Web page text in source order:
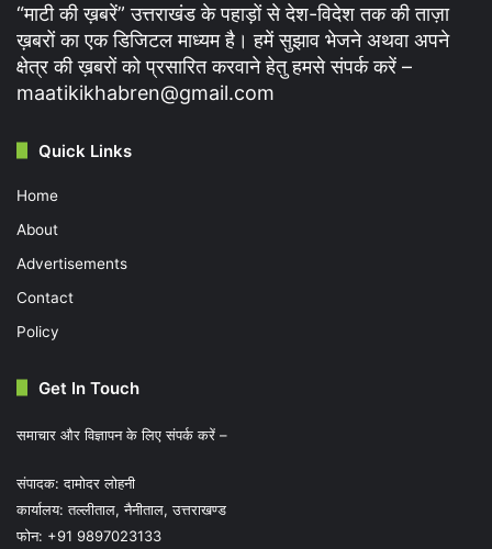
“माटी की ख़बरें” उत्तराखंड के पहाड़ों से देश-विदेश तक की ताज़ा
ख़बरों का एक डिजिटल माध्यम है। हमें सुझाव भेजने अथवा अपने
क्षेत्र की ख़बरों को प्रसारित करवाने हेतु हमसे संपर्क करें –
maatikikhabren@gmail.com
Quick Links
Home
About
Advertisements
Contact
Policy
Get In Touch
समाचार और विज्ञापन के लिए संपर्क करें –
संपादक: दामोदर लोहनी
कार्यालय: तल्लीताल, नैनीताल, उत्तराखण्ड
फोन: +91 9897023133